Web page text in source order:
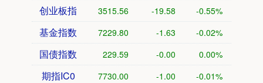
创业板指 3515.56 -19.58 -0.55%
基金指数 7229.80 -1.63 -0.02%
国债指数 229.59 -0.00 0.00%
期指IC0 7730.00 -1.00 -0.01%